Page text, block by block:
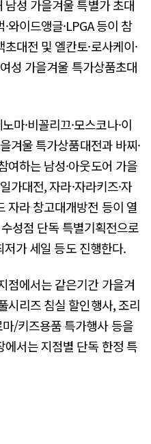
성 가을겨울 특별가 초대
와이드앵글·LPGA 등이 참
대전 및 엘칸토·로사케이·
성 가을겨울 특가상품초대
마·비꼴리끄·모스코나·이
겨울 특가상품대전과 바찌·
여하는 남성·아웃도어 가을
가대전, 자라·자라키즈·자
자라 창고대개방전 등이 열
성점 단독 특별기획전으로
가 세일 등도 진행한다.
점에서는 같은기간 가을겨
시리즈 침실 할인행사, 조리
/키즈용품 특가행사 등을
서는 지점별 단독 한정 특